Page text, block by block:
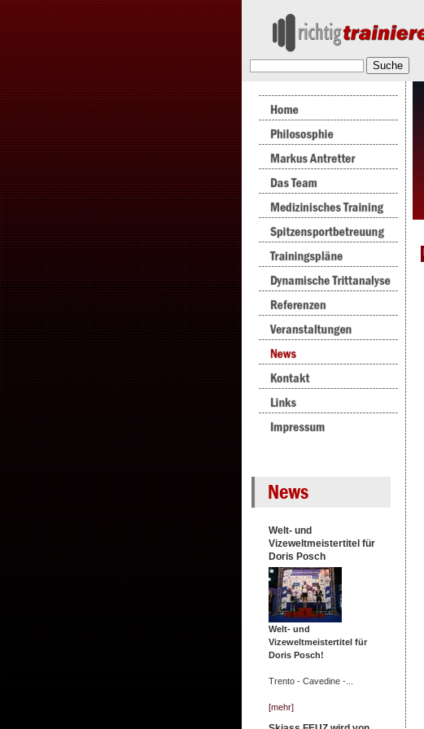
Welt- und
Vizeweltmeistertitel für
Doris Posch
Welt- und
Vizeweltmeistertitel für
Doris Posch!
Trento - Cavedine -...
[mehr]